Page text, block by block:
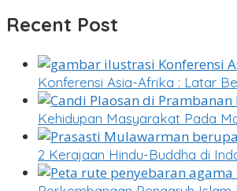
Recent Post
Konferensi Asia-Afrika : Latar
Kehidupan Masyarakat Pada
2 Kerajaan Hindu-Buddha di